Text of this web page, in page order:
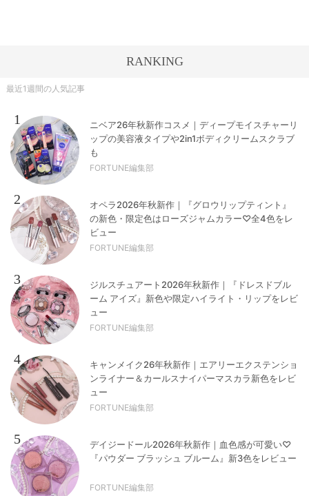
RANKING
最近1週間の人気記事
1
ニベア26年秋新作コスメ｜ディープモイスチャーリ
ップの美容液タイプや2in1ボディクリームスクラブ
も
FORTUNE編集部
2
オペラ2026年秋新作｜『グロウリップティント』
の新色・限定色はローズジャムカラー♡全4色をレ
ビュー
FORTUNE編集部
3
ジルスチュアート2026年秋新作｜『ドレスドブル
ーム アイズ』新色や限定ハイライト・リップをレビ
ュー
FORTUNE編集部
4
キャンメイク26年秋新作｜エアリーエクステンショ
ンライナー＆カールスナイパーマスカラ新色をレビ
ュー
FORTUNE編集部
5
デイジードール2026年秋新作｜血色感が可愛い♡
『パウダー ブラッシュ ブルーム』新3色をレビュー
FORTUNE編集部